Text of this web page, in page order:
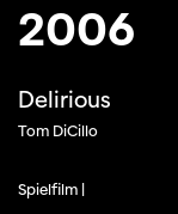
2006
Delirious
Tom DiCillo
Spielfilm |